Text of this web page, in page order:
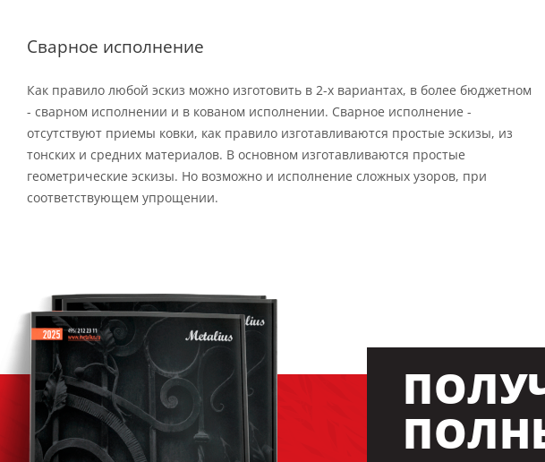
Сварное исполнение
Как правило любой эскиз можно изготовить в 2-х вариантах, в более бюджетном
- сварном исполнении и в кованом исполнении. Сварное исполнение -
отсутствуют приемы ковки, как правило изготавливаются простые эскизы, из
тонских и средних материалов. В основном изготавливаются простые
геометрические эскизы. Но возможно и исполнение сложных узоров, при
соответствующем упрощении.